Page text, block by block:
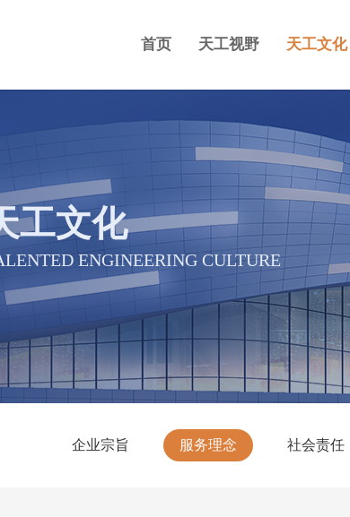
首页 天工视野 天工文化
工文化
ENGINEERING CULTURE
企业宗旨 服务理念 社会责任